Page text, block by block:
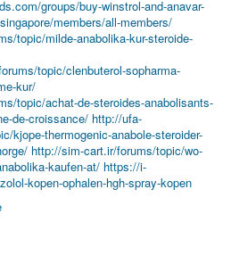
groups/buy-winstrol-and-anavar-
members/all-members/
topic/milde-anabolika-kur-steroide-
topic/clenbuterol-sopharma-
kur/
topic/achat-de-steroides-anabolisants-
de-croissance/ http://ufa-
kjope-thermogenic-anabole-steroider-
http://sim-cart.ir/forums/topic/wo-
kaufen-at/ https://i-
kopen-ophalen-hgh-spray-kopen